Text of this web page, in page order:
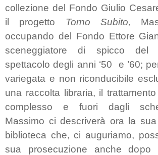
collezione del Fondo Giulio
il progetto
Torno Subito,
occupando del Fondo Ettore
sceneggiatore di spicco del
spettacolo degli anni ‘50
e ’60;
variegata e non riconducibile
una raccolta libraria, il
complesso e fuori dagli
Massimo ci descriverà ora la
biblioteca che, ci auguriamo,
sua prosecuzione anche dopo